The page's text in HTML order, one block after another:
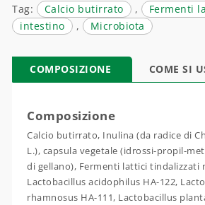
Tag: Calcio butirrato , Fermenti
intestino
, Microbiota
COMPOSIZIONE COME SI
Composizione
Calcio butirrato, Inulina (da radice di
L.), capsula vegetale (idrossi-propil-
di gellano), Fermenti lattici tindalizzati
Lactobacillus acidophilus HA-122,
rhamnosus HA-111, Lactobacillus